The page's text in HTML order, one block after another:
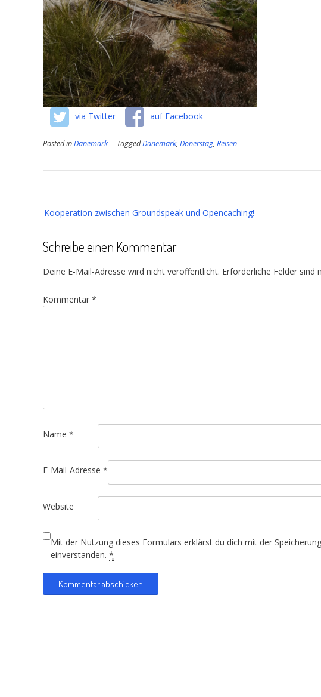
via Twitter auf Facebook
Posted inDänemark TaggedDänemark, Dönerstag, Reisen
Kooperation zwischen Groundspeak und Opencaching!
Schreibe einen Kommentar
Deine E-Mail-Adresse wird nicht veröffentlicht. Erforderliche Felder sind
Kommentar *
Name *
E-Mail-Adresse *
Website
Mit der Nutzung dieses Formulars erklärst du dich mit der
einverstanden. *